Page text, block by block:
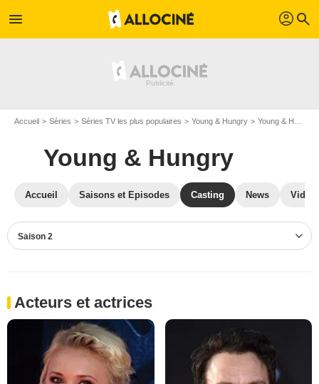
menu profil search
Accueil Séries Séries TV les plus populaires Young & Hungry Young & Hungry S02
Young & Hungry
Accueil Saisons et Episodes Casting News
Saison 2
Acteurs et actrices